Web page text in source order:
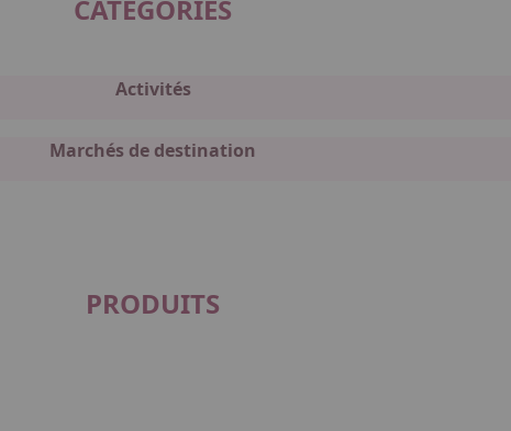
CATÉGORIES
Activités
Marchés de destination
PRODUITS